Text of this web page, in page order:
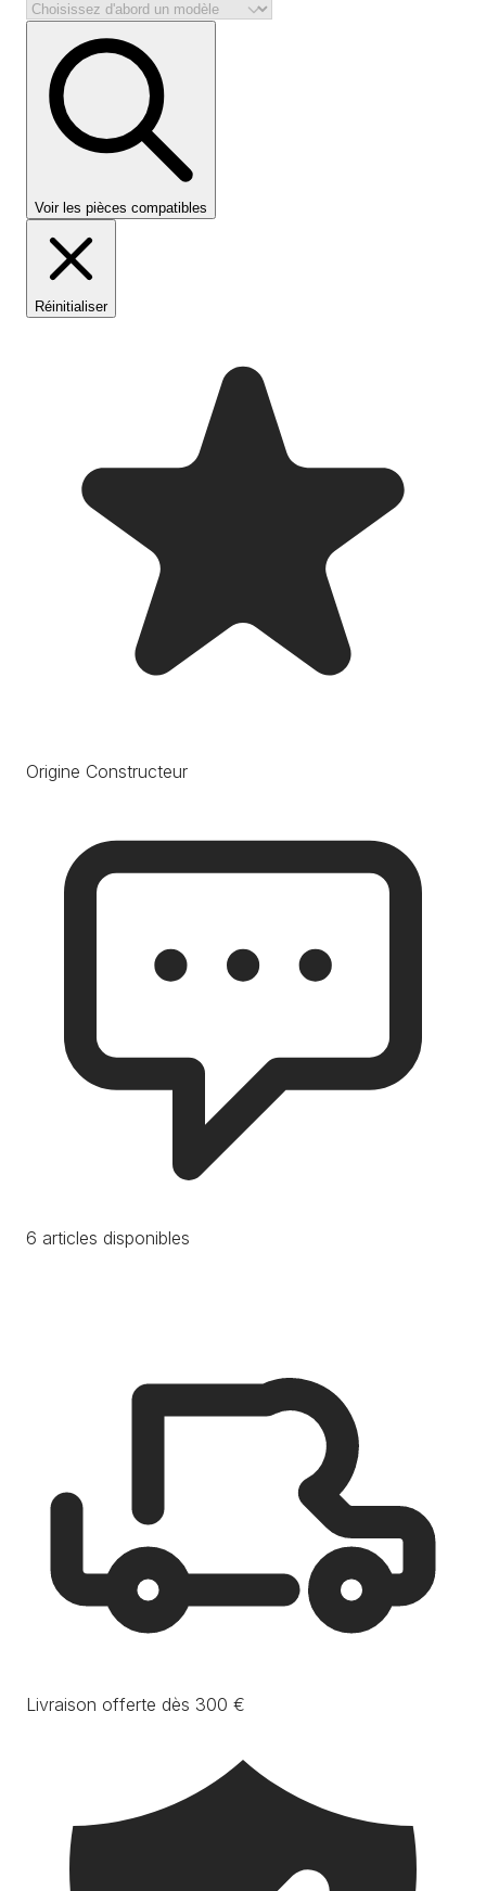
Voir les pièces compatibles
Réinitialiser
Origine Constructeur
6 articles disponibles
Livraison offerte dès 300 €